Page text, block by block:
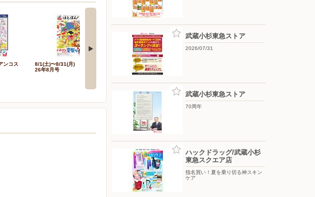
ンコス
8/1(土)〜8/31(月) はとぼん 20
26年8月号
8/1(土)〜8/16(日) 酒祭り お盆
つどいを彩るお酒 ／ お盆玉キャ
ンペーン
武蔵小杉東急ストア
2026/07/31
武蔵小杉東急ストア
70周年
ハックドラッグ/武蔵小杉
東急スクエア店
指名買い！夏を乗り切る神スキン
ケア